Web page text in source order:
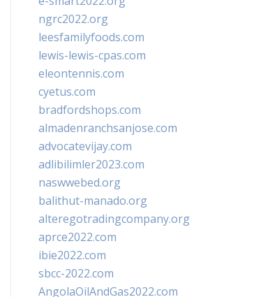
ngrc2022.org
leesfamilyfoods.com
lewis-lewis-cpas.com
eleontennis.com
cyetus.com
bradfordshops.com
almadenranchsanjose.com
advocatevijay.com
adlibilimler2023.com
naswwebed.org
balithut-manado.org
alteregotradingcompany.org
aprce2022.com
ibie2022.com
sbcc-2022.com
AngolaOilAndGas2022.com